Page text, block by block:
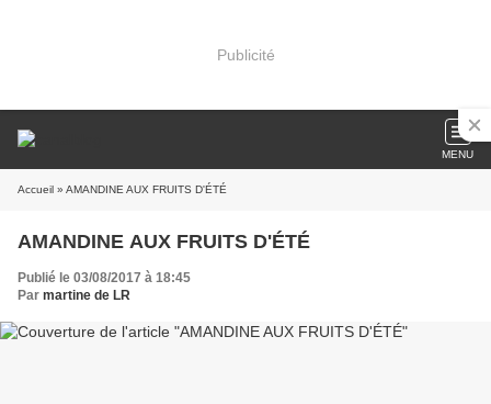
Publicité
MENU
Accueil » AMANDINE AUX FRUITS D'ÉTÉ
AMANDINE AUX FRUITS D'ÉTÉ
Publié le 03/08/2017 à 18:45
Par martine de LR